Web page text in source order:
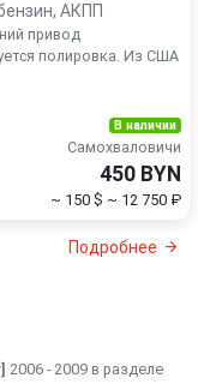
АКПП
привод
полировка. Из США
В наличии
Самохваловичи
450 BYN
~ 150 $ ~ 12 750 ₽
Подробнее
2006 - 2009 в разделе